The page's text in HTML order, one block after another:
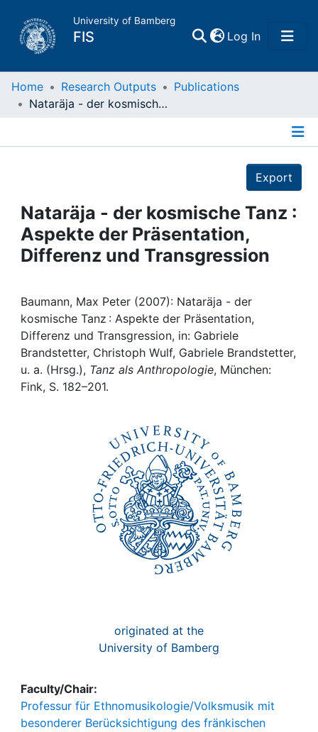
University of Bamberg
FIS Log In(current)
Home
Projects
People
Awards
My FIS
Help
Home Research Outputs
Publications
Nataräja - der kosmische Tanz : Aspekte der Präsentation, Differenz und Transgression
Export
Nataräja - der kosmische Tanz :
Aspekte der Präsentation,
Differenz und Transgression
Baumann, Max Peter (2007): Nataräja - der
kosmische Tanz : Aspekte der Präsentation,
Differenz und Transgression, in: Gabriele
Brandstetter, Christoph Wulf, Gabriele Brandstetter,
u. a. (Hrsg.), Tanz als Anthropologie, München:
Fink, S. 182–201.
originated at the
University of Bamberg
Faculty/Chair:
Professur für Ethnomusikologie/Volksmusik mit
besonderer Berücksichtigung des fränkischen